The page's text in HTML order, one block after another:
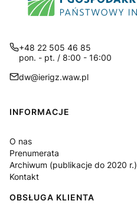
+48 22 505 46 85
pon. - pt. / 8:00 - 16:00
dw@ierigz.waw.pl
Linki w stopce
INFORMACJE
O nas
Prenumerata
Archiwum (publikacje do 2020 r.)
Kontakt
OBSŁUGA KLIENTA